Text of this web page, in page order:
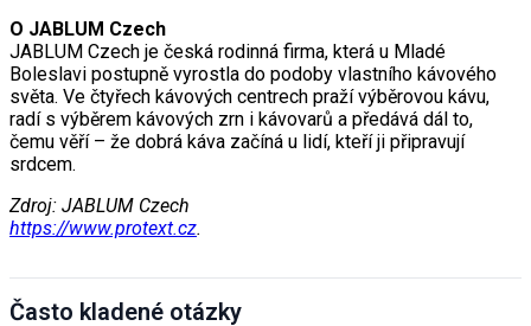
O JABLUM Czech
JABLUM Czech je česká rodinná firma, která u Mladé
Boleslavi postupně vyrostla do podoby vlastního kávového
světa. Ve čtyřech kávových centrech praží výběrovou kávu,
radí s výběrem kávových zrn i kávovarů a předává dál to,
čemu věří – že dobrá káva začíná u lidí, kteří ji připravují
srdcem.
Zdroj: JABLUM Czech
https://www.protext.cz.
Často kladené otázky